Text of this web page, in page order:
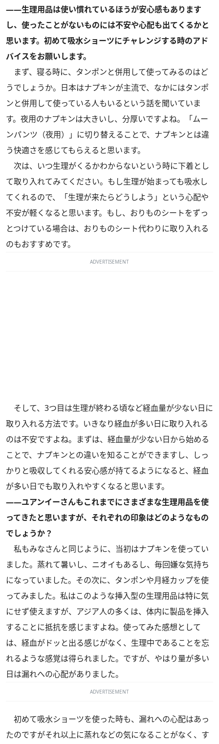
――生理用品は使い慣れているほうが安心感もあります
し、使ったことがないものには不安や心配も出てくるかと
思います。初めて吸水ショーツにチャレンジする時のアド
バイスをお願いします。
まず、寝る時に、タンポンと併用して使ってみるのはど
うでしょうか。日本はナプキンが主流で、なかにはタンポ
ンと併用して使っている人もいるという話を聞いていま
す。夜用のナプキンは大きいし、分厚いですよね。「ムー
ンパンツ（夜用）」に切り替えることで、ナプキンとは違
う快適さを感じてもらえると思います。
次は、いつ生理がくるかわからないという時に下着とし
て取り入れてみてください。もし生理が始まっても吸水し
てくれるので、「生理が来たらどうしよう」という心配や
不安が軽くなると思います。もし、おりものシートをずっ
とつけている場合は、おりものシート代わりに取り入れる
のもおすすめです。
ADVERTISEMENT
そして、3つ目は生理が終わる頃など経血量が少ない日に
取り入れる方法です。いきなり経血が多い日に取り入れる
のは不安ですよね。まずは、経血量が少ない日から始める
ことで、ナプキンとの違いを知ることができますし、しっ
かりと吸収してくれる安心感が持てるようになると、経血
が多い日でも取り入れやすくなると思います。
――ユアンイーさんもこれまでにさまざまな生理用品を使
ってきたと思いますが、それぞれの印象はどのようなもの
でしょうか？
私もみなさんと同じように、当初はナプキンを使ってい
ました。蒸れて暑いし、ニオイもあるし、毎回嫌な気持ち
になっていました。その次に、タンポンや月経カップを使
ってみました。私はこのような挿入型の生理用品は特に気
にせず使えますが、アジア人の多くは、体内に製品を挿入
することに抵抗を感じますよね。使ってみた感想として
は、経血がドッと出る感じがなく、生理中であることを忘
れるような感覚は得られました。ですが、やはり量が多い
日は漏れへの心配がありました。
ADVERTISEMENT
初めて吸水ショーツを使った時も、漏れへの心配はあっ
たのですがそれ以上に蒸れなどの気になることがなく、す